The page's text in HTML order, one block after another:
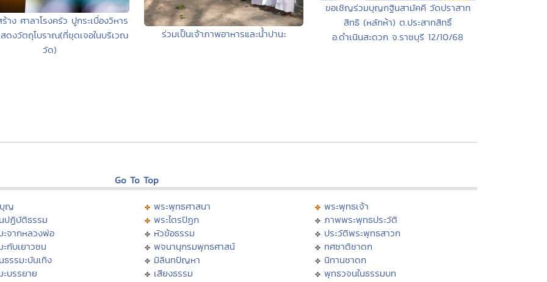
าง ศาลาโรงครัว ปูกระเบื่องวิหาร
ดงวัตถุโบราณ(ที่ขุดเจอในบริเวณ
วัด)
ร่วมเป็นเจ้าภาพอาหารและน้ำปานะ
ขอเชิญร่วมบุญกฐินสามัคคี วัดปราสาท
สิทธิ (หลักห้า) ต.ประสาทสิทธิ์
อ.ดำเนินสะดวก จ.ราชบุรี 12/10/68
Go To Top
ญ
ปฏิบัติธรรม
ะจากหลวงพ่อ
ะกับเยาวชน
ธรรมะบันเทิง
ะบรรยาย
พระพุทธศาสนา
พระไตรปิฏก
หัวข้อธรรม
พจนานุกรมพุทธศาสน์
มิลินทปัญหา
เสียงธรรม
พระพุทธเจ้า
ภาพพระพุทธประวัติ
ประวัติพระพุทธสาวก
ทศชาติชาดก
นิทานชาดก
พุทธวจนในธรรมบท